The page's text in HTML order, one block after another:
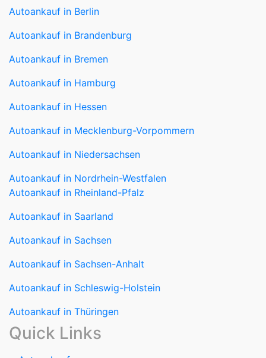
Autoankauf in Brandenburg
Autoankauf in Bremen
Autoankauf in Hamburg
Autoankauf in Hessen
Autoankauf in Mecklenburg-Vorpommern
Autoankauf in Niedersachsen
Autoankauf in Nordrhein-Westfalen
Autoankauf in Saarland
Autoankauf in Sachsen
Autoankauf in Sachsen-Anhalt
Autoankauf in Schleswig-Holstein
Autoankauf in Thüringen
Quick Links
Autoankauf
Autoverkauf